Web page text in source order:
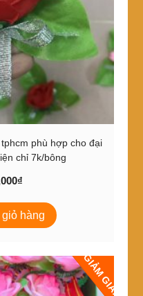
chọn
trên
trang
sản
phẩm
phù hợp cho đại
chỉ 7k/bông
₫
tại
là:
hàng
GIẢM GIÁ!